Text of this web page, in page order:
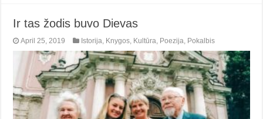
Ir tas žodis buvo Dievas
April 25, 2019 Istorija, Knygos, Kultūra, Poezija, Pokalbis